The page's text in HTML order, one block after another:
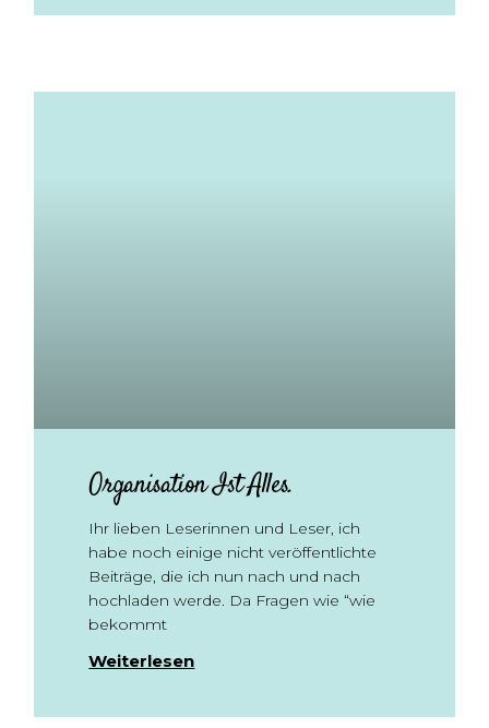
Organisation Ist Alles.
Ihr lieben Leserinnen und Leser, ich
habe noch einige nicht veröffentlichte
Beiträge, die ich nun nach und nach
hochladen werde. Da Fragen wie “wie
bekommt
Weiterlesen